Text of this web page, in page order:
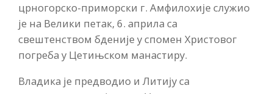
црногорско-приморски г. Амфилохије служио
је на Велики петак, 6. априла са
свештенством бденије у спомен Христовог
погреба у Цетињском манастиру.
Владика је предводио и Литију са